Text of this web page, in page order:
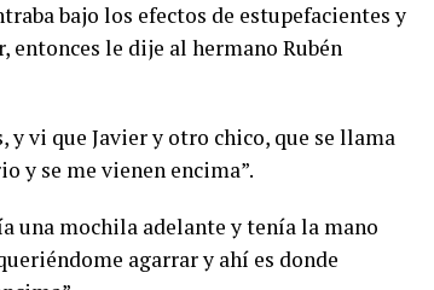
bajo los efectos de estupefacientes y
entonces le dije al hermano Rubén
y vi que Javier y otro chico, que se llama
y se me vienen encima”.
una mochila adelante y tenía la mano
agarrar y ahí es donde